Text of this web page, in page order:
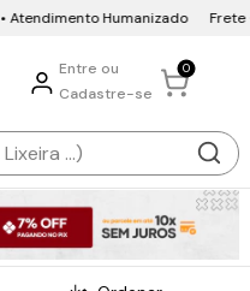
Humanizado Frete Grátis •
Entre ou
Cadastre-se
0